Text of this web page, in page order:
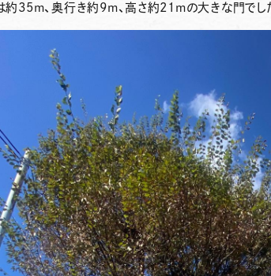
約35m、奥行き約9m、高さ約21mの大きな門でし